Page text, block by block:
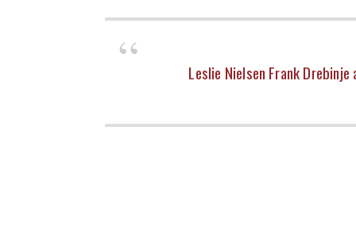
Leslie Nielsen Frank